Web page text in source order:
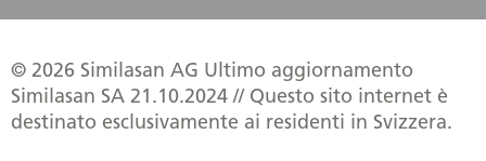
© 2026 Similasan AG Ultimo aggiornamento
Similasan SA 21.10.2024 // Questo sito internet è
destinato esclusivamente ai residenti in Svizzera.